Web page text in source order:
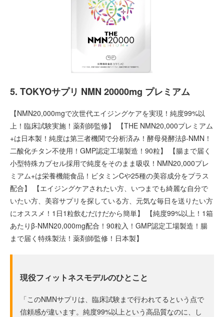
5. TOKYOサプリ NMN 20000mg プレミアム
【NMN20,000mgで次世代エイジングケアを実現！純度99%以
上！臨床試験実施！薬剤師監修】 【THE NMN20,000プレミアム
+は日本製！純度は第三者機関で分析済み！酵母発酵法β-NMN！
二酸化チタン不使用！GMP認定工場製造！90粒】 【腸まで届く
小型特殊カプセル採用で純度をそのまま吸収！NMN20,000プレ
ミアム+は栄養機能食品！ビタミンCや25種の美容成分をプラス
配合】 【エイジングケアされたい方、いつまでも綺麗な自分で
いたい方、美容サプリを探している方、元気な毎日を送りたい方
にオススメ！1日1粒飲むだけだから簡単】 【純度99%以上！1箱
あたりβ-NMN20,000mg配合！90粒入！GMP認定工場製造！腸
まで届く特殊製法！薬剤師監修！日本製】
現役フィットネスモデルのひとこと
「このNMNサプリは、臨床試験まで行われてるという点で
信頼感が違います。純度99%以上という高品質なのに、し